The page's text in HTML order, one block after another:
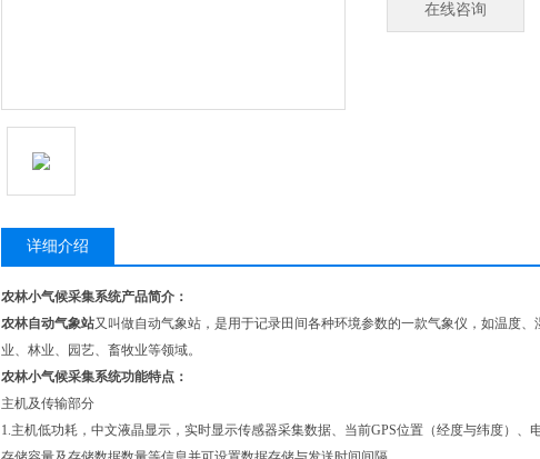
在线咨询
详细介绍
农林小气候采集系统产品简介：
农林自动气象站又叫做自动气象站，是用于记录田间各种环境参数的一款气象仪，如温度
业、林业、园艺、畜牧业等领域。
农林小气候采集系统功能特点：
主机及传输部分
1.主机低功耗，中文液晶显示，实时显示传感器采集数据、当前GPS位置（经度与纬度）、